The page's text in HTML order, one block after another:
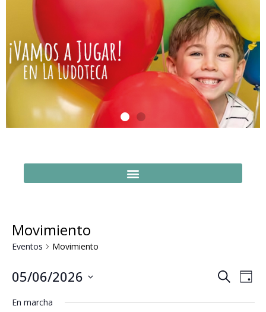
Movimiento
Eventos Movimiento
de
Buscar
de
Día
05/06/2026
fecha.
En marcha